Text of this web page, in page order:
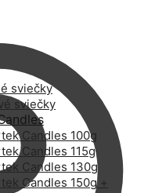
sviečky
sviečky
Candles 100g
Candles 115g
Candles 130g
Candles 150g +